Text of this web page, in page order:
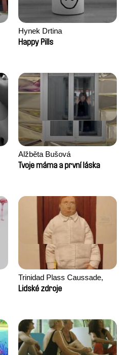
Hynek Drtina
Happy Pills
Alžběta Bušová
Tvoje máma a první láska
Trinidad Plass Caussade,
Titouan Tillier, Isaac Wenzek
Lidské zdroje